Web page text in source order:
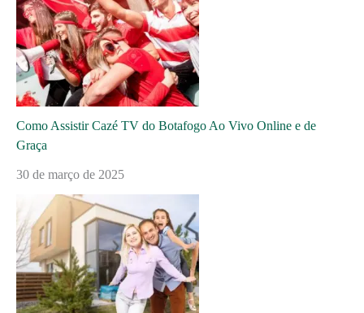
Como Assistir Cazé TV do Botafogo Ao Vivo Online e de
Graça
30 de março de 2025